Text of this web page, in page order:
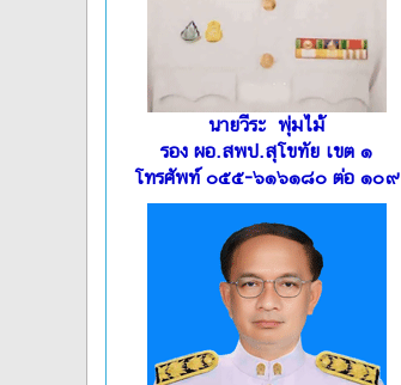
นายวีระ พุ่มไม้
รอง ผอ.สพป.สุโขทัย เขต ๑
โทรศัพท์ ๐๕๕-๖๑๖๑๘๐ ต่อ ๑๐๙